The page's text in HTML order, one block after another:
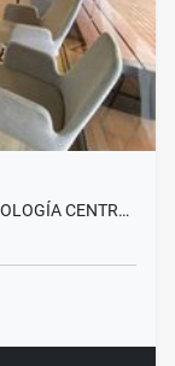
CENTR…